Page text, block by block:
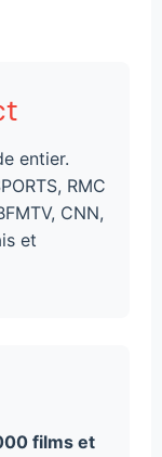
entier.
RMC
CNN,
et
films et